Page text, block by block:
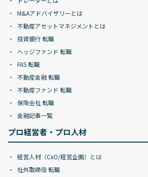
M&Aアドバイザリーとは
不動産アセットマネジメントとは
投資銀行 転職
ヘッジファンド 転職
FAS 転職
不動産金融 転職
不動産ファンド 転職
保険会社 転職
金融記事一覧
プロ経営者・プロ人材
経営人材（CxO/経営企画）とは
社外取締役 転職